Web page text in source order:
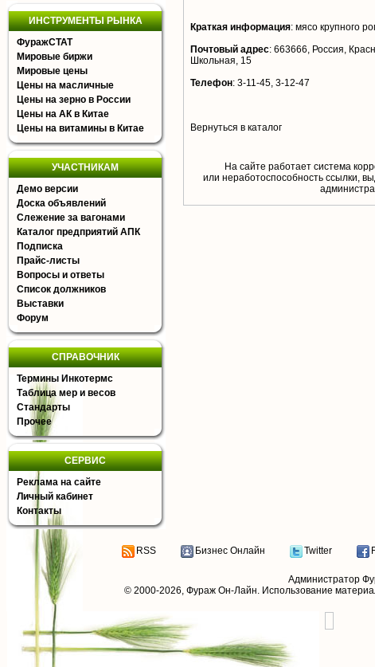
ИНСТРУМЕНТЫ РЫНКА
ФуражСТАТ
Мировые биржи
Мировые цены
Цены на масличные
Цены на зерно в России
Цены на АК в Китае
Цены на витамины в Китае
УЧАСТНИКАМ
Демо версии
Доска объявлений
Слежение за вагонами
Каталог предприятий АПК
Подписка
Прайс-листы
Вопросы и ответы
Список должников
Выставки
Форум
СПРАВОЧНИК
Термины Инкотермс
Таблица мер и весов
Стандарты
Прочее
СЕРВИС
Реклама на сайте
Личный кабинет
Контакты
Краткая информация: мясо крупного
Почтовый адрес: 663666, Россия,
Школьная, 15
Телефон: 3-11-45, 3-12-47
Вернуться в каталог
На сайте работает система
или неработоспособность ссылки,
RSS Бизнес Онлайн Twitter
Администратор
© 2000-2026, Фураж Он-Лайн. Использование